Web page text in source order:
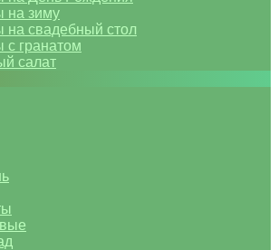
на зиму
на свадебный стол
с гранатом
салат